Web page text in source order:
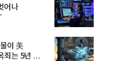
어나
이 美
는 5년 법적